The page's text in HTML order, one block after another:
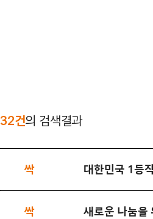
32건의 검색결과
싹 대한민국 1등
싹 새로운 나눔을